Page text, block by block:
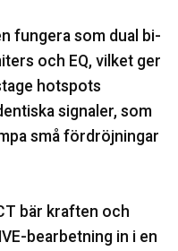
fungera som dual bi-
och EQ, vilket ger
hotspots
signaler, som
små fördröjningar
bär kraften och
bearbetning in i en